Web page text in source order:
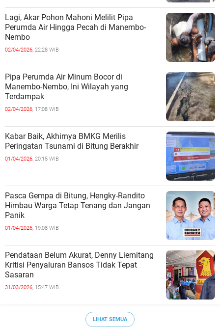
Lagi, Akar Pohon Mahoni Melilit Pipa
Perumda Air Hingga Pecah di Manembo-
Nembo
02/04/2026, 22:28 WIB
Pipa Perumda Air Minum Bocor di
Manembo-Nembo, Ini Wilayah yang
Terdampak
02/04/2026, 17:08 WIB
Kabar Baik, Akhirnya BMKG Merilis
Peringatan Tsunami di Bitung Berakhir
01/04/2026, 20:15 WIB
Pasca Gempa di Bitung, Hengky-Randito
Himbau Warga Tetap Tenang dan Jangan
Panik
01/04/2026, 19:08 WIB
Pendataan Belum Akurat, Denny Liemitang
Kritisi Penyaluran Bansos Tidak Tepat
Sasaran
31/03/2026, 15:47 WIB
LIHAT SEMUA